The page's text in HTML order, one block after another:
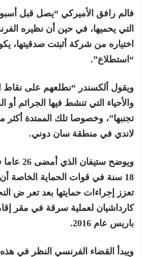
فالم رافق الأميركي “يصل قبل
التي يحميها، في حين أن نظيره
اختياره من شركة أثبتت صدقيتها،
“استطلاع”.
ويقول ألكسندر “نطلعهم على نقاط
والأحياء التي تنشط فيها الجرائم
لاندي في منطقة سان دوني.
ويوضح
18 سنة في قوات الحماية الخاصة
تعزز إجراءات حمايتها بعد تعر ض
كارداشيان لعملية سرقة في مقر
باريس عام 2016.
ويبدأ القضاء الفرنسي النظر في